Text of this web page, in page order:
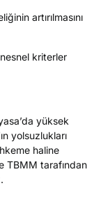
artırılmasını
kriterler
yüksek
yolsuzlukları
haline
TBMM tarafından